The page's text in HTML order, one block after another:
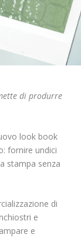
di produrre
look book
fornire undici
stampa senza
di
e
e